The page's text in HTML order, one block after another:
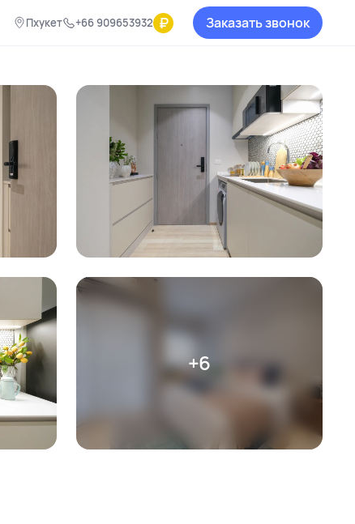
Пхукет +66 909653932 ₽ Заказать звонок
+6